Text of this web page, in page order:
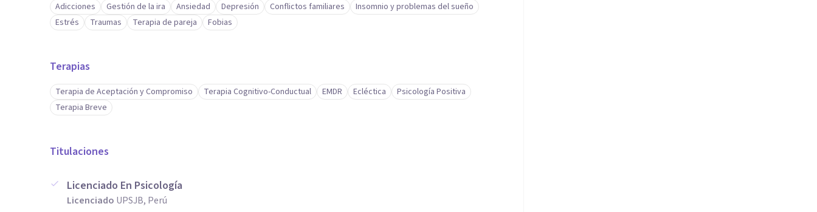
Adicciones Gestión de la ira Ansiedad Depresión Conflictos familiares
Insomnio y problemas del sueño
Estrés
Traumas Terapia de pareja Fobias
Terapias
Terapia de Aceptación y Compromiso Terapia Cognitivo-Conductual EMDR Ecléctica
Psicología Positiva
Terapia Breve
Titulaciones
Licenciado En Psicología
Licenciado UPSJB, Perú